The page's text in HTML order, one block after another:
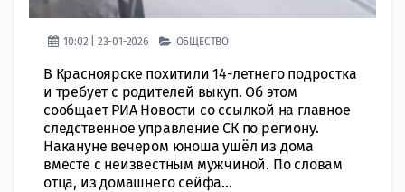
10:02 | 23-01-2026 ОБЩЕСТВО
В Красноярске похитили 14-летнего подростка
и требует с родителей выкуп. Об этом
сообщает РИА Новости со ссылкой на главное
следственное управление СК по региону.
Накануне вечером юноша ушёл из дома
вместе с неизвестным мужчиной. По словам
отца, из домашнего сейфа...